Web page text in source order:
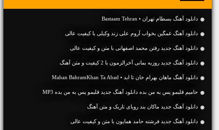
دانلود آهنگ بسطام تهران • Bastaam Tehran
دانلود آهنگ غمگین بخواب آروم علی زند وکیلی با کیفیت عالی
دانلود آهنگ جديد رفتن محمد اصفهانی با متن و کیفیت عالی
دانلود آهنگ جديد روزبه بمانی آخرالزمون با 2 کیفیت و متن آهنگ
دانلود آهنگ ماهان بهرام خان تا ابد • Mahan BahramKhan Ta Abad
حامیم قلبمو پس به من بده دانلود آهنگ جدید قلبمو پس به من بده MP3
دانلود آهنگ جديد ماکان بند رویای تاریک و متن آهنگ
دانلود آهنگ جديد فرشته حامد همایون با متن و کیفیت عالی